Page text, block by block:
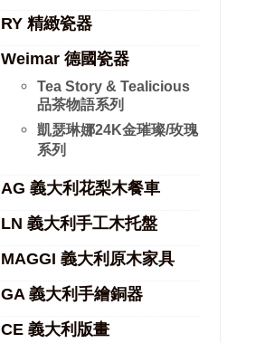
RY 精緻瓷器
Weimar 德國瓷器
Tea Story & Tealicious
品茶物語系列
凱瑟琳娜24K金璀璨/玫瑰
系列
AG 義大利花梨木餐車
LN 義大利手工木托盤
MAGGI 義大利原木家具
GA 義大利手繪銅器
CE 義大利版畫